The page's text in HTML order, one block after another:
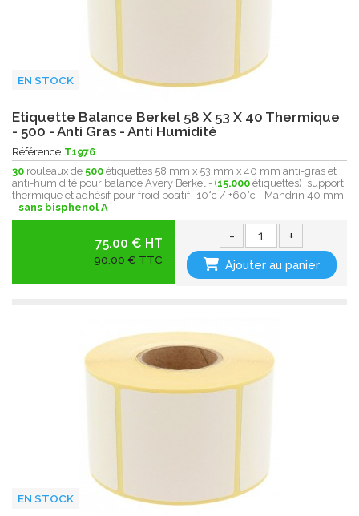
EN STOCK
Etiquette Balance Berkel 58 X 53 X 40 Thermique
- 500 - Anti Gras - Anti Humidité
Référence T1976
30 rouleaux de 500 étiquettes 58 mm x 53 mm x 40 mm anti-gras et
anti-humidité pour balance Avery Berkel - (15.000 étiquettes) support
thermique et adhésif pour froid positif -10°c / +60°c - Mandrin 40 mm
- sans bisphenol A
75.00 € HT
90,00 € TTC
- +
Ajouter au panier
EN STOCK